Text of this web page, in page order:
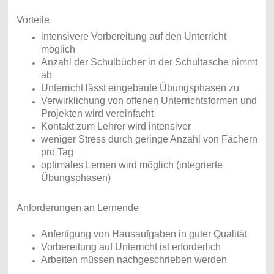
Vorteile
intensivere Vorbereitung auf den Unterricht
möglich
Anzahl der Schulbücher in der Schultasche nimmt
ab
Unterricht lässt eingebaute Übungsphasen zu
Verwirklichung von offenen Unterrichtsformen und
Projekten wird vereinfacht
Kontakt zum Lehrer wird intensiver
weniger Stress durch geringe Anzahl von Fächern
pro Tag
optimales Lernen wird möglich (integrierte
Übungsphasen)
Anforderungen an Lernende
Anfertigung von Hausaufgaben in guter Qualität
Vorbereitung auf Unterricht ist erforderlich
Arbeiten müssen nachgeschrieben werden